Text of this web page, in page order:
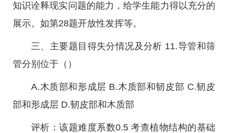
知识诠释现实问题的能力，给学生能力得以充分的
展示。如第28题开放性发挥等。
三、主要题目得失分情况及分析 11.导管和筛
管分别位于（）
A.木质部和形成层 B.木质部和韧皮部 C.韧皮
部和形成层 D.韧皮部和木质部
评析：该题难度系数0.5 考查植物结构的基础